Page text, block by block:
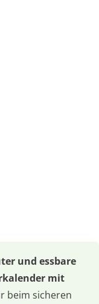
und essbare
mit
beim sicheren